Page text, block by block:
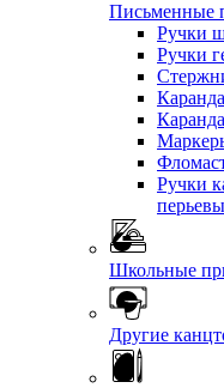
Письменные
Ручки
Ручки
Ручки
Школьные
Другие